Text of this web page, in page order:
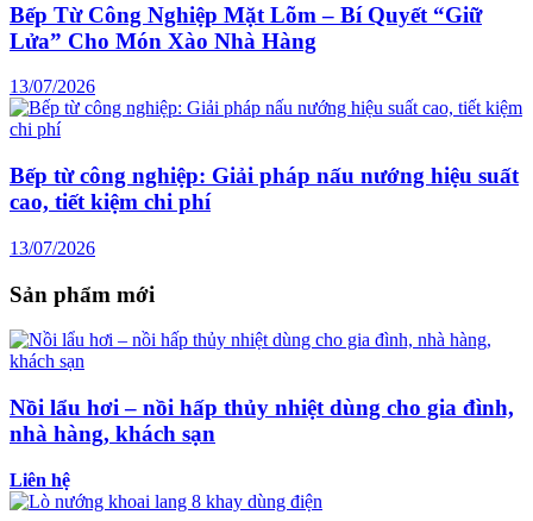
Bếp Từ Công Nghiệp Mặt Lõm – Bí Quyết “Giữ
Lửa” Cho Món Xào Nhà Hàng
13/07/2026
Bếp từ công nghiệp: Giải pháp nấu nướng hiệu suất
cao, tiết kiệm chi phí
13/07/2026
Sản phẩm mới
Nồi lẩu hơi – nồi hấp thủy nhiệt dùng cho gia đình,
nhà hàng, khách sạn
Liên hệ